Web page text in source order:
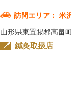
訪問エリア： 米
山形県東置賜郡高畠
鍼灸取扱店